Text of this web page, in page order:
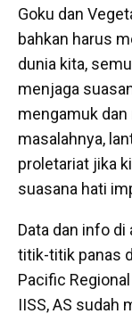
Goku dan
bahkan harus
dunia kita,
menjaga
mengamuk dan
masalahnya,
proletariat jika
suasana hati
Data dan info
titik-titik panas
Pacific
IISS, AS sudah